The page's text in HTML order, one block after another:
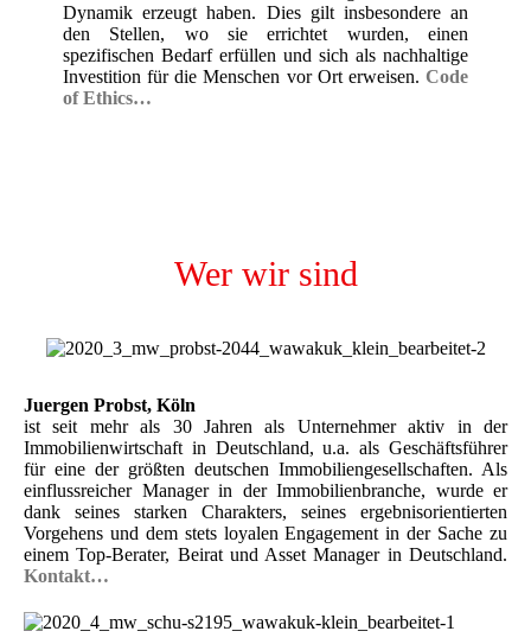
Dynamik erzeugt haben. Dies gilt insbesondere an
den Stellen, wo sie errichtet wurden, einen
spezifischen Bedarf erfüllen und sich als nachhaltige
Investition für die Menschen vor Ort erweisen.Code
of Ethics…
Wer wir sind
Juergen Probst, Köln
ist seit mehr als 30 Jahren als Unternehmer aktiv in der
Immobilienwirtschaft in Deutschland, u.a. als Geschäftsführer
für eine der größten deutschen Immobiliengesellschaften. Als
einflussreicher Manager in der Immobilienbranche, wurde er
dank seines starken Charakters, seines ergebnisorientierten
Vorgehens und dem stets loyalen Engagement in der Sache zu
einem Top-Berater, Beirat und Asset Manager in Deutschland.
Kontakt…